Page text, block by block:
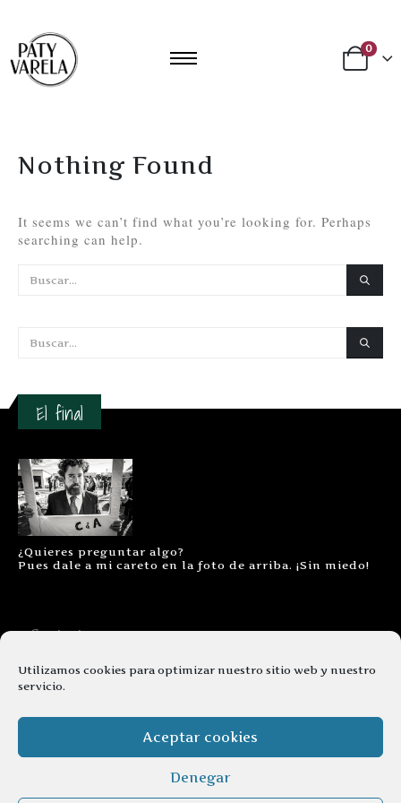
Utilizamos cookies para optimizar nuestro sitio web y nuestro
servicio.
Aceptar cookies
Denegar
0
Nothing Found
It seems we can’t find what you’re looking for. Perhaps
searching can help.
El final
¿Quieres preguntar algo?
Pues dale a mi careto en la foto de arriba. ¡Sin miedo!
Contacto
Aviso legal